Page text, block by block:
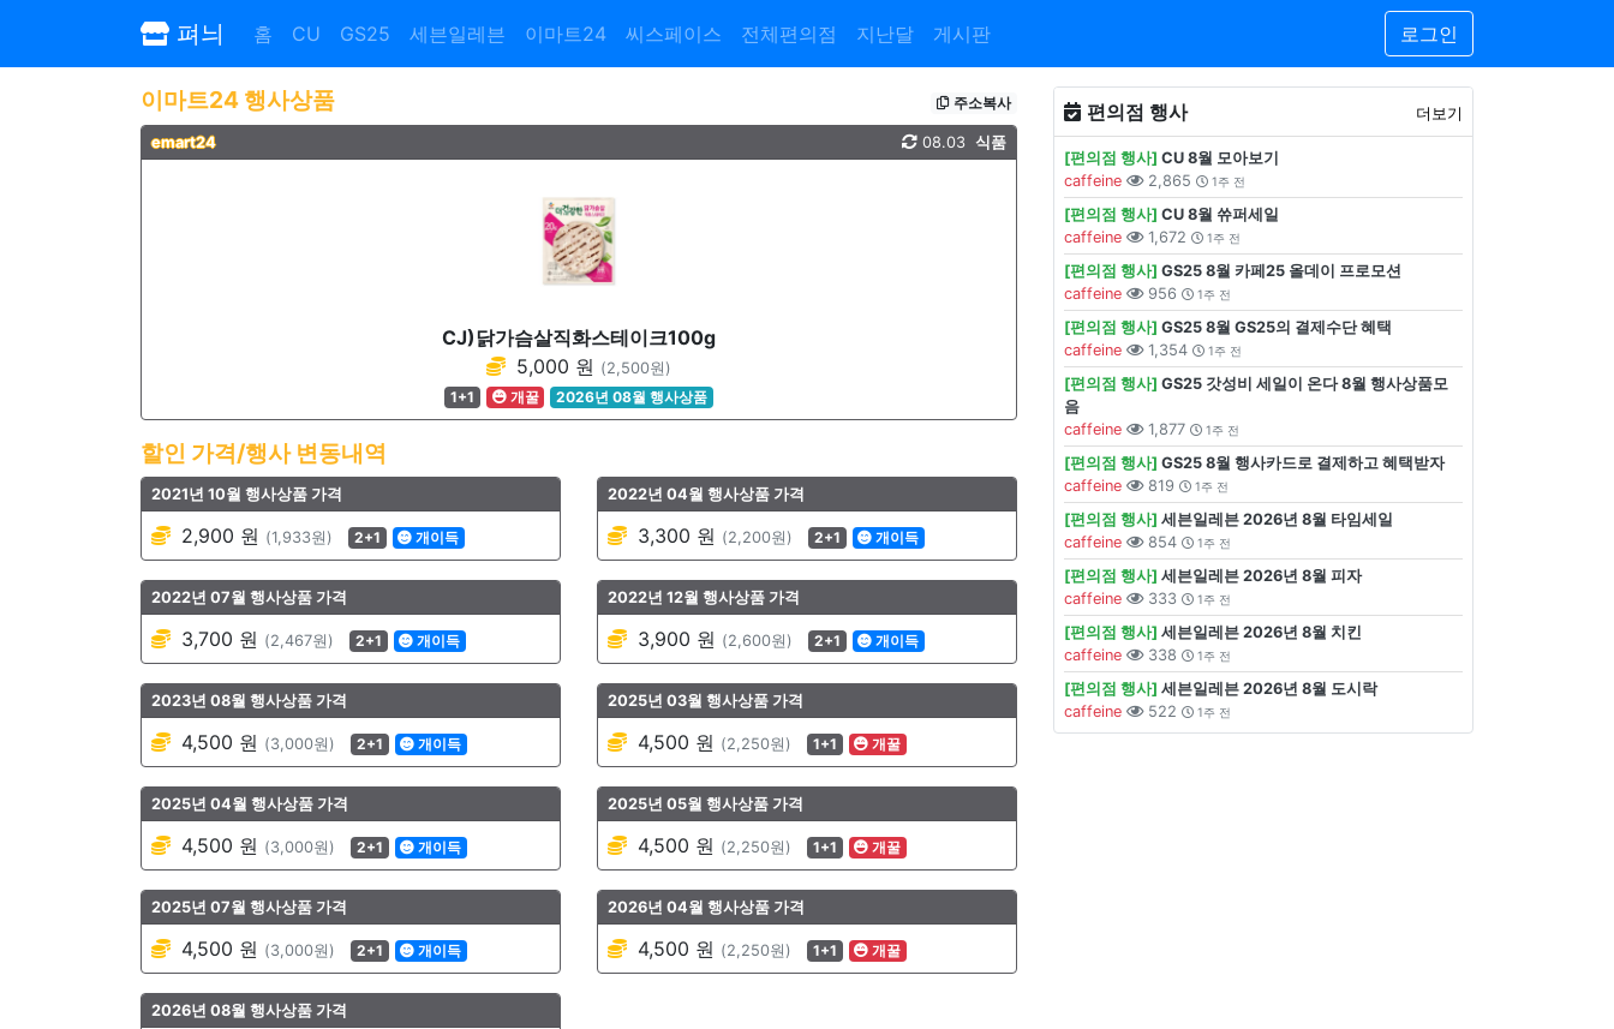
펴늬 홈 CU GS25 세븐일레븐 이마트24 씨스페이스 전체편의점 지난달 게시판 로그인
이마트24 행사상품 주소복사
emart24 식품
08.03
CJ)닭가슴살직화스테이크100g
5,000 원 (2,500원)
1+1
개꿀 2026년 08월 행사상품
할인 가격/행사 변동내역
2021년 10월 행사상품 가격
2,900 원 (1,933원) 2+1 개이득
2022년 04월 행사상품 가격
3,300 원 (2,200원) 2+1 개이득
2022년 07월 행사상품 가격
3,700 원 (2,467원) 2+1 개이득
2022년 12월 행사상품 가격
3,900 원 (2,600원) 2+1 개이득
2023년 08월 행사상품 가격
4,500 원 (3,000원) 2+1 개이득
2025년 03월 행사상품 가격
4,500 원 (2,250원) 1+1 개꿀
2025년 04월 행사상품 가격
4,500 원 (3,000원) 2+1 개이득
2025년 05월 행사상품 가격
4,500 원 (2,250원) 1+1 개꿀
2025년 07월 행사상품 가격
4,500 원 (3,000원) 2+1 개이득
2026년 04월 행사상품 가격
4,500 원 (2,250원) 1+1 개꿀
2026년 08월 행사상품 가격
편의점 행사 더보기
[편의점 행사] CU 8월 모아보기
caffeine
2,865 1주 전
[편의점 행사] CU 8월 쓔퍼세일
caffeine
1,672 1주 전
[편의점 행사] GS25 8월 카페25 올데이 프로모션
caffeine
956 1주 전
[편의점 행사] GS25 8월 GS25의 결제수단 혜택
caffeine
1,354 1주 전
[편의점 행사] GS25 갓성비 세일이 온다 8월 행사상품모
음
caffeine
1,877 1주 전
[편의점 행사] GS25 8월 행사카드로 결제하고 혜택받자
caffeine
819 1주 전
[편의점 행사] 세븐일레븐 2026년 8월 타임세일
caffeine
854 1주 전
[편의점 행사] 세븐일레븐 2026년 8월 피자
caffeine
333 1주 전
[편의점 행사] 세븐일레븐 2026년 8월 치킨
caffeine
338 1주 전
[편의점 행사] 세븐일레븐 2026년 8월 도시락
caffeine
522 1주 전